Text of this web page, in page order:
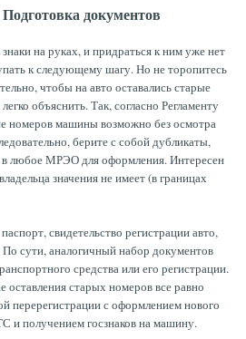
документов
на руках, и придраться к ним уже нет
к следующему шагу. Но не торопитесь
чтобы на авто оставались старые
объяснить. Так, согласно Регламенту
номеров машины возможно без осмотра
берите с собой дубликаты,
в любое МРЭО для оформления. Интересен
значения не имеет (в границах
свидетельство регистрации авто,
сути, аналогичный набор документов
средства или его регистрации.
оставления старых номеров все равно
перерегистрации с оформлением нового
и получением госзнаков на машину.